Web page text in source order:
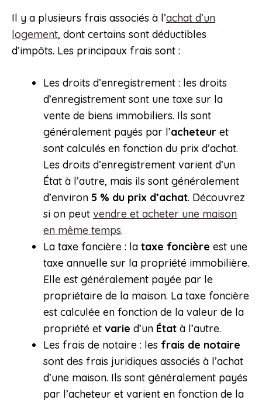
Il y a plusieurs frais associés à l’achat d’un
logement, dont certains sont déductibles
d’impôts. Les principaux frais sont :
Les droits d’enregistrement : les droits
d’enregistrement sont une taxe sur la
vente de biens immobiliers. Ils sont
généralement payés par l’acheteur et
sont calculés en fonction du prix d’achat.
Les droits d’enregistrement varient d’un
État à l’autre, mais ils sont généralement
d’environ 5 % du prix d’achat. Découvrez
si on peut vendre et acheter une maison
en même temps.
La taxe foncière : la taxe foncière est une
taxe annuelle sur la propriété immobilière.
Elle est généralement payée par le
propriétaire de la maison. La taxe foncière
est calculée en fonction de la valeur de la
propriété et varie d’un État à l’autre.
Les frais de notaire : les frais de notaire
sont des frais juridiques associés à l’achat
d’une maison. Ils sont généralement payés
par l’acheteur et varient en fonction de la